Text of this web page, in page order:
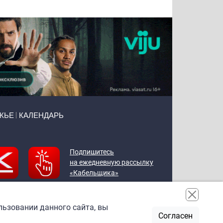
КАЛЕНДАРЬ
Подпишитесь
на ежедневную рассылку
«Кабельщика»
данного сайта, вы
Согласен